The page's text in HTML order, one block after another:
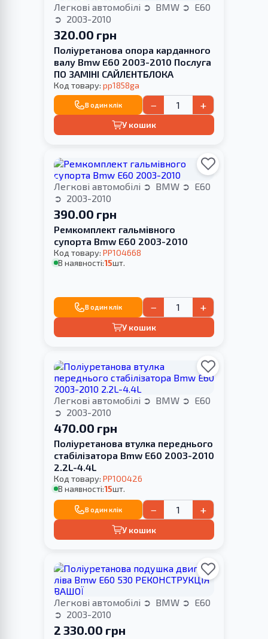
Легкові автомобілі BMW
E60
2003-2010
320.00 грн
Поліуретанова опора карданного
валу Bmw E60 2003-2010 Послуга
ПО ЗАМІНІ САЙЛЕНТБЛОКА
Код товару: pp1858ga
В один клік − +
У кошик
Легкові автомобілі BMW
E60
2003-2010
390.00 грн
Ремкомплект гальмівного
супорта Bmw E60 2003-2010
Код товару: PP104668
В наявності:15шт.
В один клік − +
У кошик
Легкові автомобілі BMW
E60
2003-2010
470.00 грн
Поліуретанова втулка переднього
стабілізатора Bmw E60 2003-2010
2.2L-4.4L
Код товару: PP100426
В наявності:15шт.
В один клік − +
У кошик
Легкові автомобілі BMW
E60
2003-2010
2 330.00 грн